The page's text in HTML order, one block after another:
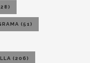
(51)
(206)